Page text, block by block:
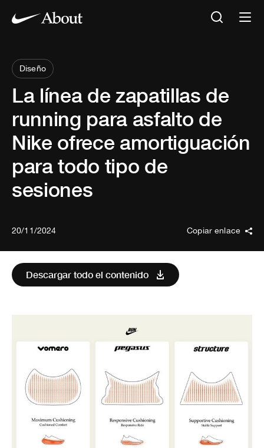
Diseño
La línea de zapatillas de
running para asfalto de
Nike ofrece amortiguación
para todo tipo de
sesiones
20/11/2024 Copiar enlace
Descargar todo el contenido